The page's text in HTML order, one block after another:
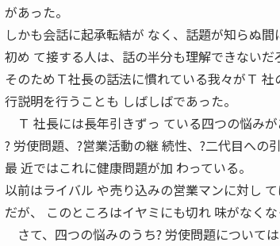
があった。
しかも会話に起承転結が なく、話題が知らぬ間
初め て接する人は、話の半分も理解できないだ
そのためＴ社長の話法に慣れている我々がＴ
行説明を行うことも しばしばであった。
Ｔ 社長には長年引きずっ ている四つの悩みが
? 労使問題、?営業活動の継 続性、?二代目への
最 近ではこれに健康問題が加 わっている。
以前はライバル や売り込みの営業マンに対し
だが、 このところはイヤミにも切れ 味がなくな
さて、四つの悩みのうち? 労使問題について